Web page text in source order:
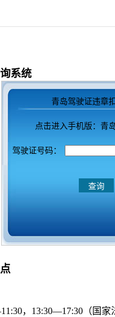
系统
青岛驾驶证违章
点击进入手机版：青
驾驶证号码：
，13:30—17:30（国家